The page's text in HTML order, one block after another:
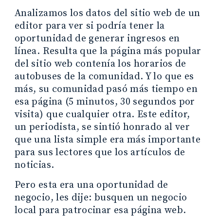
Analizamos los datos del sitio web de un
editor para ver si podría tener la
oportunidad de generar ingresos en
línea. Resulta que la página más popular
del sitio web contenía los horarios de
autobuses de la comunidad. Y lo que es
más, su comunidad pasó más tiempo en
esa página (5 minutos, 30 segundos por
visita) que cualquier otra. Este editor,
un periodista, se sintió honrado al ver
que una lista simple era más importante
para sus lectores que los artículos de
noticias.
Pero esta era una oportunidad de
negocio, les dije: busquen un negocio
local para patrocinar esa página web.